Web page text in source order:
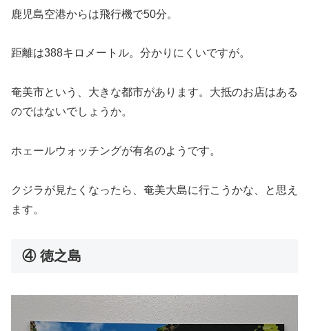
鹿児島空港からは飛行機で50分。
距離は388キロメートル。分かりにくいですが。
奄美市という、大きな都市があります。大抵のお店はある
のではないでしょうか。
ホェールウォッチングが有名のようです。
クジラが見たくなったら、奄美大島に行こうかな、と思え
ます。
④ 徳之島